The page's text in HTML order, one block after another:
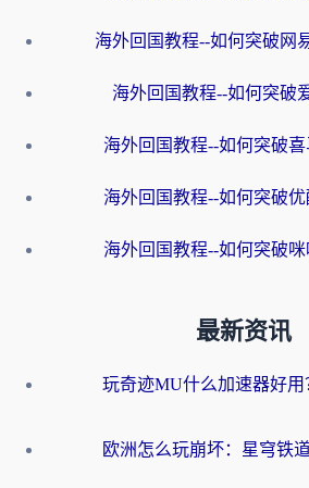
海外回国教程--如何突破网
海外回国教程--如何突破
海外回国教程--如何突破
海外回国教程--如何突破
海外回国教程--如何突破
最新资讯